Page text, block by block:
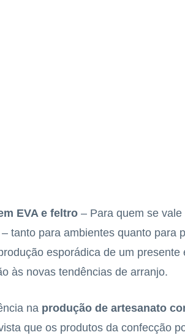
EVA e feltro – Para quem se
tanto para ambientes quanto para
esporádica de um
às novas tendências de arranjo.
na produção de artesanato
que os produtos da confecção